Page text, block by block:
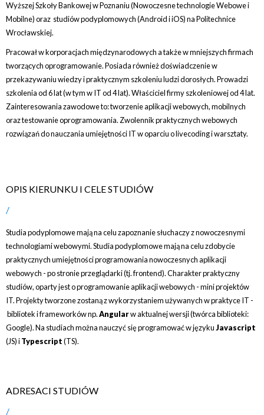
Wyższej Szkoły Bankowej w Poznaniu (Nowoczesne technologie Webowe i
Mobilne) oraz studiów podyplomowych (Android i iOS) na Politechnice
Wrocławskiej.
Pracował w korporacjach międzynarodowych a także w mniejszych firmach
tworzących oprogramowanie. Posiada również doświadczenie w
przekazywaniu wiedzy i praktycznym szkoleniu ludzi dorosłych. Prowadzi
szkolenia od 6 lat (w tym w IT od 4 lat). Właściciel firmy szkoleniowej od 4 lat.
Zainteresowania zawodowe to: tworzenie aplikacji webowych, mobilnych
oraz testowanie oprogramowania. Zwolennik praktycznych webowych
rozwiązań do nauczania umiejętności IT w oparciu o livecoding i warsztaty.
OPIS KIERUNKU I CELE STUDIÓW
Studia podyplomowe mają na celu zapoznanie słuchaczy z nowoczesnymi
technologiami webowymi. Studia podyplomowe mają na celu zdobycie
praktycznych umiejętności programowania nowoczesnych aplikacji
webowych - po stronie przeglądarki (tj. frontend). Charakter praktyczny
studiów, oparty jest o programowanie aplikacji webowych - mini projektów
IT. Projekty tworzone zostaną z wykorzystaniem używanych w praktyce IT -
bibliotek i frameworków np.Angularw aktualnej wersji (twórca biblioteki:
Google). Na studiach można nauczyć się programować w językuJavascript
(JS) iTypescript(TS).
ADRESACI STUDIÓW